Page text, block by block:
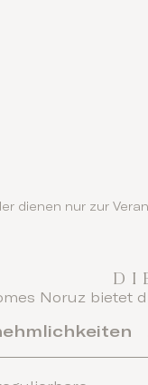
dienen nur zur
Noruz bietet